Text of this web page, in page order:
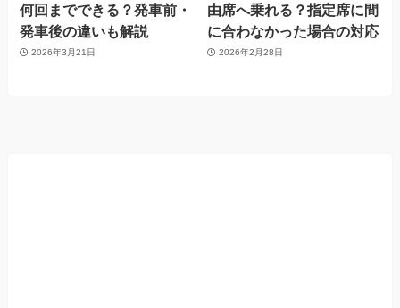
何回までできる？発車前・
発車後の違いも解説
2026年3月21日
由席へ乗れる？指定席に間
に合わなかった場合の対応
2026年2月28日